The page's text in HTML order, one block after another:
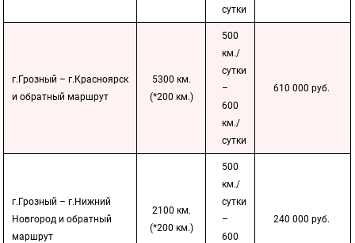
сутки
г.Грозный – г.Красноярск
и обратный маршрут
5300 км.
(*200 км.)
500
км./
сутки
–
600
км./
сутки
610 000 руб.
г.Грозный – г.Нижний
Новгород и обратный
маршрут
2100 км.
(*200 км.)
500
км./
сутки
–
600
240 000 руб.